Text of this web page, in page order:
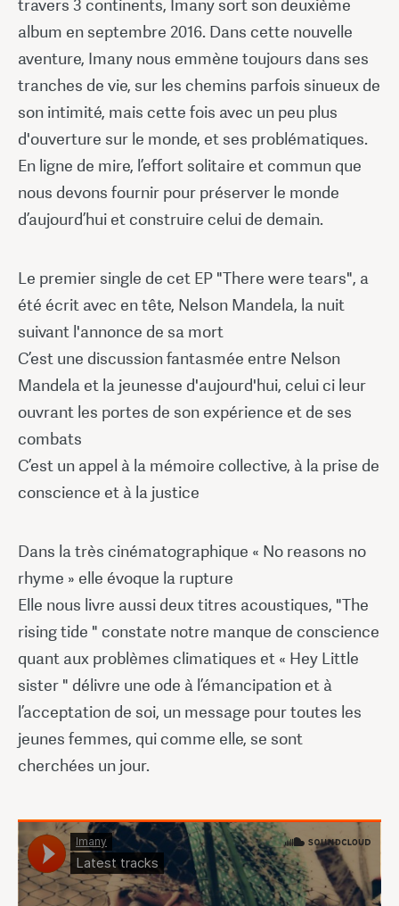
travers 3 continents, Imany sort son deuxième
album en septembre 2016. Dans cette nouvelle
aventure, Imany nous emmène toujours dans ses
tranches de vie, sur les chemins parfois sinueux de
son intimité, mais cette fois avec un peu plus
d'ouverture sur le monde, et ses problématiques.
En ligne de mire, l’effort solitaire et commun que
nous devons fournir pour préserver le monde
d’aujourd’hui et construire celui de demain.
Le premier single de cet EP "There were tears", a
été écrit avec en tête, Nelson Mandela, la nuit
suivant l'annonce de sa mort
C’est une discussion fantasmée entre Nelson
Mandela et la jeunesse d'aujourd'hui, celui ci leur
ouvrant les portes de son expérience et de ses
combats
C’est un appel à la mémoire collective, à la prise de
conscience et à la justice
Dans la très cinématographique « No reasons no
rhyme » elle évoque la rupture
Elle nous livre aussi deux titres acoustiques, "The
rising tide " constate notre manque de conscience
quant aux problèmes climatiques et « Hey Little
sister " délivre une ode à l’émancipation et à
l’acceptation de soi, un message pour toutes les
jeunes femmes, qui comme elle, se sont
cherchées un jour.